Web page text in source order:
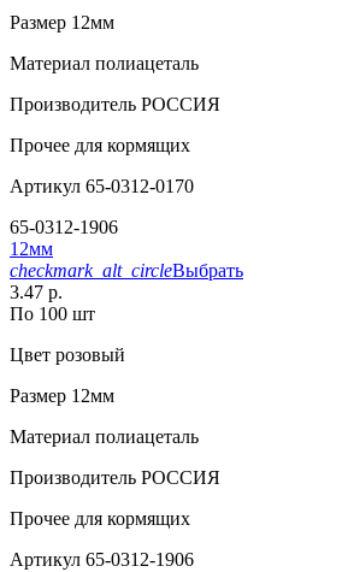
Размер 12мм
Материал полиацеталь
Производитель РОССИЯ
Прочее для кормящих
Артикул 65-0312-0170
65-0312-1906
12мм
checkmark_alt_circleВыбрать
3.47 р.
По 100 шт
Цвет розовый
Размер 12мм
Материал полиацеталь
Производитель РОССИЯ
Прочее для кормящих
Артикул 65-0312-1906